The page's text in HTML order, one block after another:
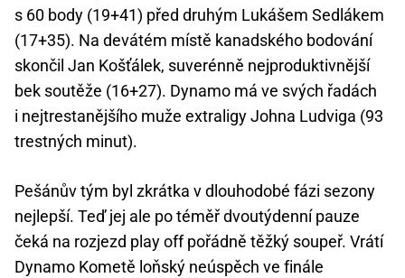
s 60 body (19+41) před druhým Lukášem Sedlákem
(17+35). Na devátém místě kanadského bodování
skončil Jan Košťálek, suverénně nejproduktivnější
bek soutěže (16+27). Dynamo má ve svých řadách
i nejtrestanějšího muže extraligy Johna Ludviga (93
trestných minut).
Pešánův tým byl zkrátka v dlouhodobé fázi sezony
nejlepší. Teď jej ale po téměř dvoutýdenní pauze
čeká na rozjezd play off pořádně těžký soupeř. Vrátí
Dynamo Kometě loňský neúspěch ve finále